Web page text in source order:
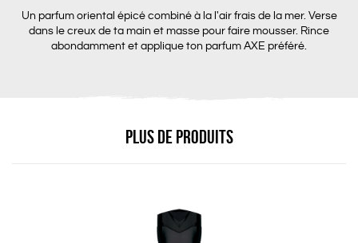
Un parfum oriental épicé combiné à la l'air frais de la mer. Verse
dans le creux de ta main et masse pour faire mousser. Rince
abondamment et applique ton parfum AXE préféré.
PLUS DE PRODUITS